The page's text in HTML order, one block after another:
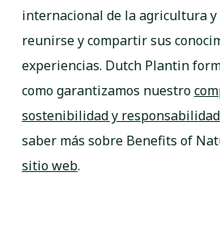
internacional de la agricultura
reunirse y compartir sus
experiencias. Dutch Plantin
como garantizamos nuestro
sostenibilidad y
saber más sobre Benefits of
sitio web.